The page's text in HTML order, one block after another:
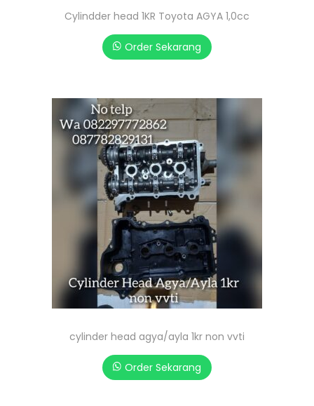
Cylindder head 1KR Toyota AGYA 1,0cc
Order Sekarang
cylinder head agya/ayla 1kr non vvti
Order Sekarang